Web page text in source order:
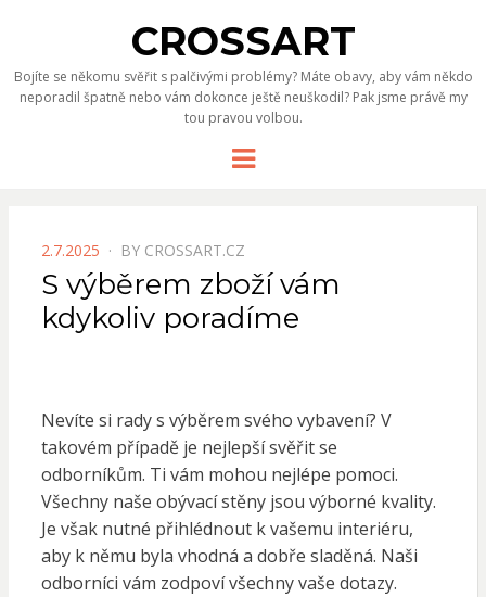
CROSSART
Bojíte se někomu svěřit s palčivými problémy? Máte obavy, aby vám někdo
neporadil špatně nebo vám dokonce ještě neuškodil? Pak jsme právě my
tou pravou volbou.
Menu
POSTED
ON
2.7.2025 BY CROSSART.CZ
S výběrem zboží vám
kdykoliv poradíme
Nevíte si rady s výběrem svého vybavení? V
takovém případě je nejlepší svěřit se
odborníkům. Ti vám mohou nejlépe pomoci.
Všechny naše obývací stěnyjsou výborné kvality.
Je však nutné přihlédnout k vašemu interiéru,
aby k němu byla vhodná a dobře sladěná. Naši
odborníci vám zodpoví všechny vaše dotazy.